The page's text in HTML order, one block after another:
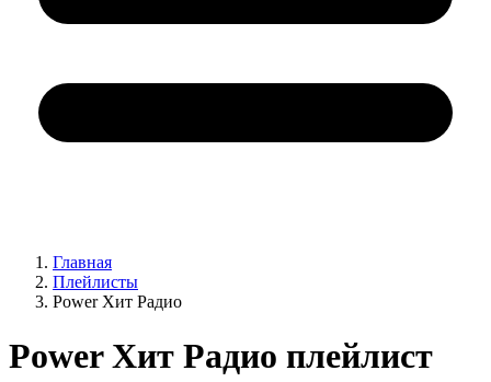
Главная
Плейлисты
Power Хит Радио
Power Хит Радио плейлист